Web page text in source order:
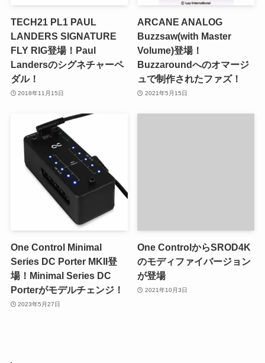
TECH21 PL1 PAUL
LANDERS SIGNATURE
FLY RIG登場！Paul
Landersのシグネチャーペ
ダル！
2018年11月15日
ARCANE ANALOG
Buzzsaw(with Master
Volume)登場！
Buzzaroundへのオマージ
ュで制作されたファズ！
2021年5月15日
One Control Minimal
Series DC Porter MKII登
場！Minimal Series DC
Porterがモデルチェンジ！
2023年5月27日
One ControlからSROD4K
のモディファイバージョン
が登場
2021年10月3日